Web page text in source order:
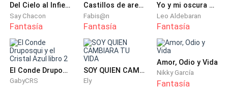
Del Cielo al Infierno
Say Chacon
Fantasía
Castillos de arena
Fabis@n
Fantasía
Yo y mi oscura eternidad
Leo Aldebaran
Fantasía
El Conde Druposqui y el Cristal Azul libro 2
GabyCRS
SOY QUIEN CAMBIARA TU VIDA
Ely
Amor, Odio y Vida
Nikky García
Fantasía